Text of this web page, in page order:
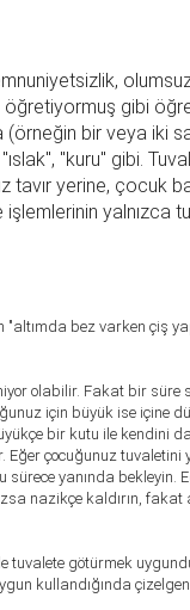
gibi
(örneğin bir veya iki
"kuru" gibi.
yerine, çocuk
yalnızca
"altımda bez varken çiş
olabilir. Fakat bir süre
için büyük ise içine
bir kutu ile kendini
çocuğunuz tuvaletini
yanında bekleyin.
nazikçe kaldırın, fakat
tuvalete götürmek
kullandığında